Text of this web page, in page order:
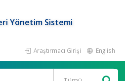
Yönetim Sistemi
Araştırmacı Girişi English